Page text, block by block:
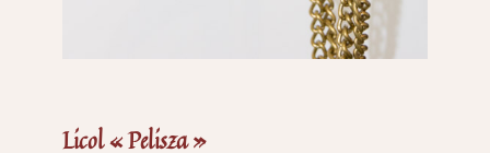
Licol « Pelisza »